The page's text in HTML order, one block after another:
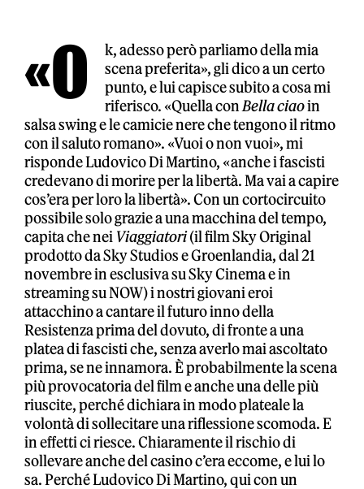
«O
k, adesso però parliamo della mia
scena preferita», gli dico a un certo
punto, e lui capisce subito a cosa mi
riferisco. «Quella conBella ciaoin
salsa swing e le camicie nere che tengono il ritmo
con il saluto romano». «Vuoi o non vuoi», mi
risponde Ludovico Di Martino, «anche i fascisti
credevano di morire per la libertà. Ma vai a capire
cos’era per loro la libertà». Con un cortocircuito
possibile solo grazie a una macchina del tempo,
capita che nei Viaggiatori(il film Sky Original
prodotto da Sky Studios e Groenlandia, dal 21
novembre in esclusiva su Sky Cinema e in
streaming su NOW) i nostri giovani eroi
attacchino a cantare il futuro inno della
Resistenza prima del dovuto, di fronte a una
platea di fascisti che, senza averlo mai ascoltato
prima, se ne innamora. È probabilmente la scena
più provocatoria del film e anche una delle più
riuscite, perché dichiara in modo plateale la
volontà di sollecitare una riflessione scomoda. E
in effetti ci riesce. Chiaramente il rischio di
sollevare anche del casino c’era eccome, e lui lo
sa. Perché Ludovico Di Martino, qui con un